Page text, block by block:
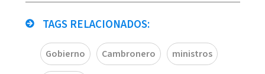
TAGS RELACIONADOS:
Gobierno Cambronero ministros